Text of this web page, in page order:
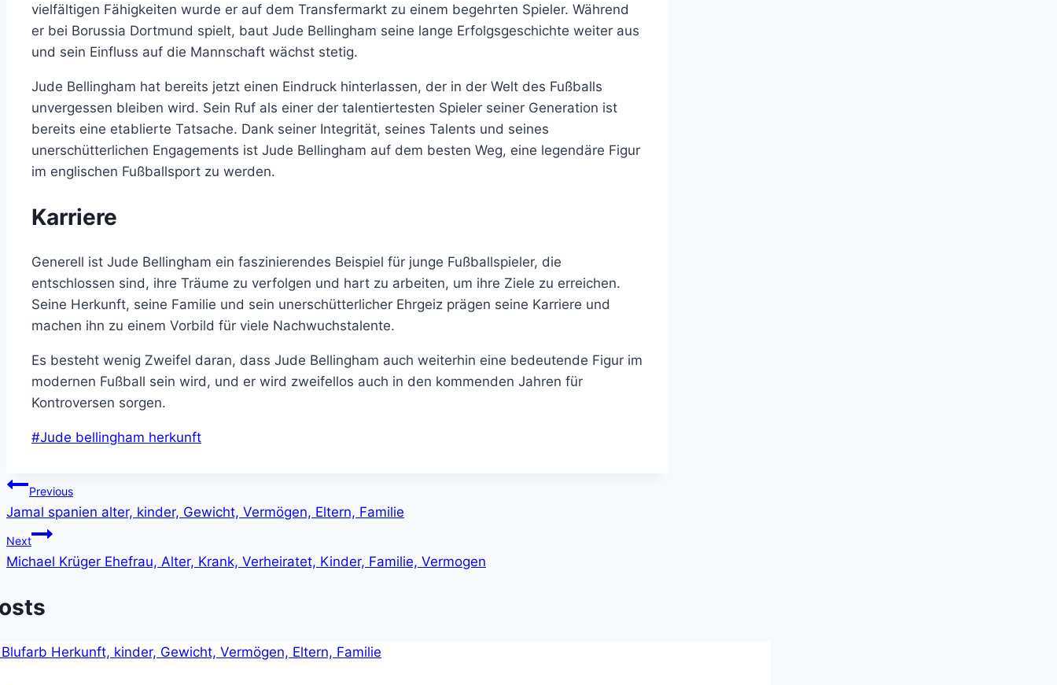
vielfältigen Fähigkeiten wurde er auf dem Transfermarkt zu einem begehrten Spieler. Während
er bei Borussia Dortmund spielt, baut Jude Bellingham seine lange Erfolgsgeschichte weiter aus
und sein Einfluss auf die Mannschaft wächst stetig.
Jude Bellingham hat bereits jetzt einen Eindruck hinterlassen, der in der Welt des Fußballs
unvergessen bleiben wird. Sein Ruf als einer der talentiertesten Spieler seiner Generation ist
bereits eine etablierte Tatsache. Dank seiner Integrität, seines Talents und seines
unerschütterlichen Engagements ist Jude Bellingham auf dem besten Weg, eine legendäre Figur
im englischen Fußballsport zu werden.
Karriere
Generell ist Jude Bellingham ein faszinierendes Beispiel für junge Fußballspieler, die
entschlossen sind, ihre Träume zu verfolgen und hart zu arbeiten, um ihre Ziele zu erreichen.
Seine Herkunft, seine Familie und sein unerschütterlicher Ehrgeiz prägen seine Karriere und
machen ihn zu einem Vorbild für viele Nachwuchstalente.
Es besteht wenig Zweifel daran, dass Jude Bellingham auch weiterhin eine bedeutende Figur im
modernen Fußball sein wird, und er wird zweifellos auch in den kommenden Jahren für
Kontroversen sorgen.
Post
#Jude bellingham herkunft
Post
navigation
Previous
Jamal spanien alter, kinder, Gewicht, Vermögen, Eltern, Familie
Next
Michael Krüger Ehefrau, Alter, Krank, Verheiratet, Kinder, Familie, Vermogen